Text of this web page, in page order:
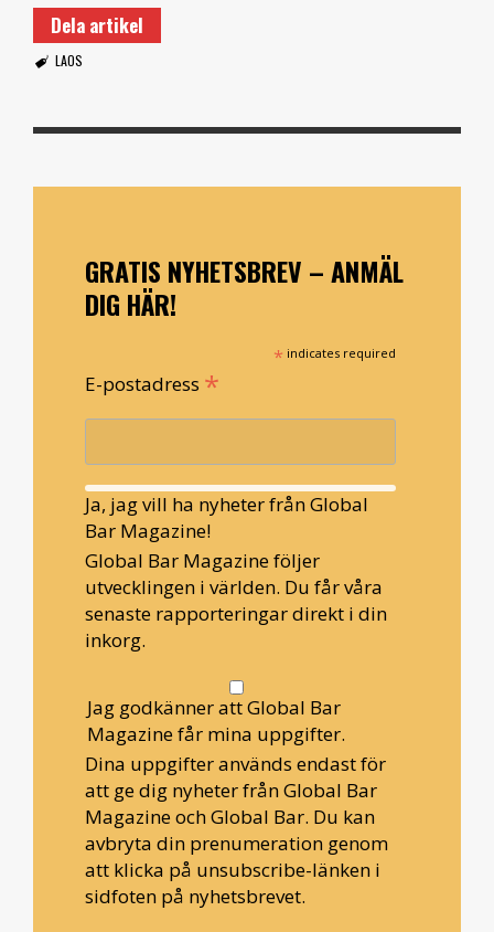
Dela artikel
LAOS
GRATIS NYHETSBREV – ANMÄL
DIG HÄR!
* indicates required
E-postadress *
Ja, jag vill ha nyheter från Global
Bar Magazine!
Global Bar Magazine följer
utvecklingen i världen. Du får våra
senaste rapporteringar direkt i din
inkorg.
Jag godkänner att Global Bar
Magazine får mina uppgifter.
Dina uppgifter används endast för
att ge dig nyheter från Global Bar
Magazine och Global Bar. Du kan
avbryta din prenumeration genom
att klicka på unsubscribe-länken i
sidfoten på nyhetsbrevet.